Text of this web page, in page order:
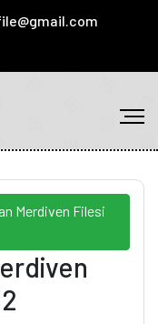
Merdiven Filesi